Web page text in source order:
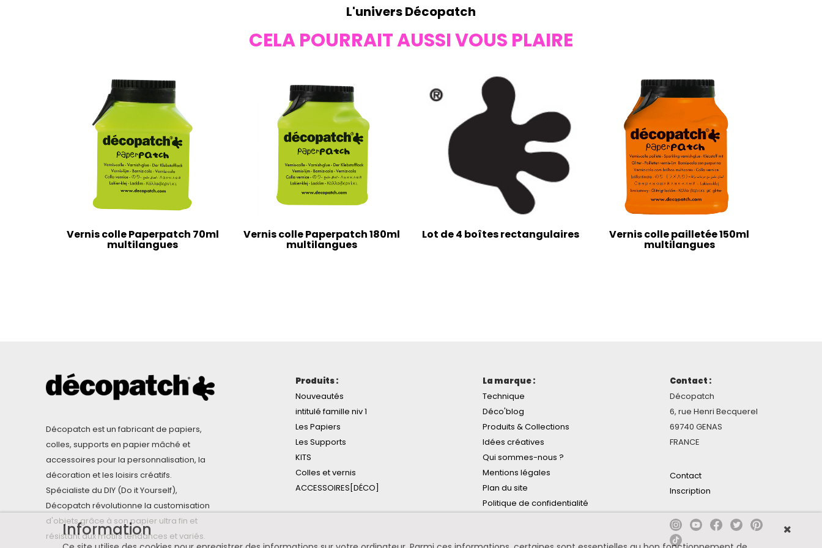
L'univers Décopatch
CELA POURRAIT AUSSI VOUS PLAIRE
Vernis colle Paperpatch 70ml
multilangues
Vernis colle Paperpatch 180ml
multilangues
Lot de 4 boîtes rectangulaires Vernis colle pailletée 150ml
multilangues
Décopatch est un fabricant de papiers,
colles, supports en papier mâché et
accessoires pour la personnalisation, la
décoration et les loisirs créatifs.
Spécialiste du DIY (Do it Yourself),
Décopatch révolutionne la customisation
d'objets grâce à son papier ultra fin et
résistant aux motifs tendances et variés.
Produits :
Nouveautés
intitulé famille niv 1
Les Papiers
Les Supports
KITS
Colles et vernis
ACCESSOIRES[DÉCO]
La marque :
Technique
Déco'blog
Produits & Collections
Idées créatives
Qui sommes-nous ?
Mentions légales
Plan du site
Politique de confidentialité
Contact :
Décopatch
6, rue Henri Becquerel
69740 GENAS
FRANCE
Contact
Inscription
Information